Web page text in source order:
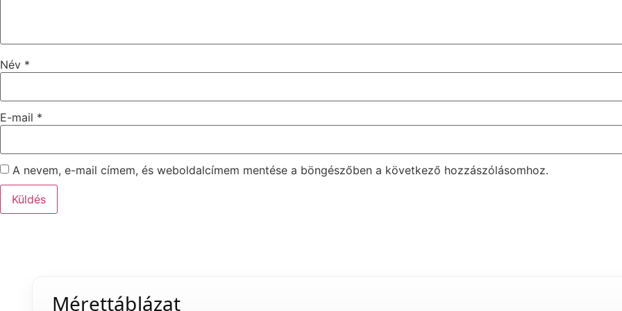
Név *
E-mail *
A nevem, e-mail címem, és weboldalcímem mentése a böngészőben a következő hozzászólásomhoz.
Mérettáblázat